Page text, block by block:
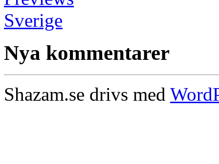
Nya kommentarer
Shazam.se drivs med